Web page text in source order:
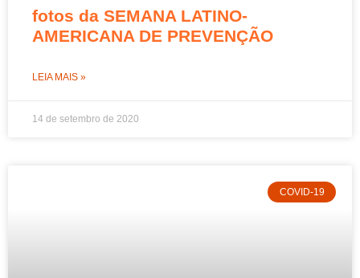
fotos da SEMANA LATINO-
AMERICANA DE PREVENÇÃO
LEIA MAIS »
14 de setembro de 2020
COVID-19